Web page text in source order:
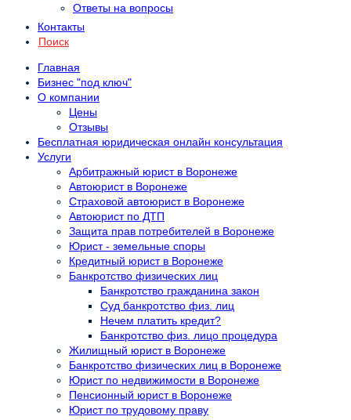
Ответы на вопросы
Контакты
Поиск
Главная
Бизнес "под ключ"
О компании
Цены
Отзывы
Бесплатная юридическая онлайн консультация
Услуги
Арбитражный юрист в Воронеже
Автоюрист в Воронеже
Страховой автоюрист в Воронеже
Автоюрист по ДТП
Защита прав потребителей в Воронеже
Юрист - земельные споры
Кредитный юрист в Воронеже
Банкротство физических лиц
Банкротство гражданина закон
Суд банкротство физ. лиц
Нечем платить кредит?
Банкротство физ. лицо процедура
Жилищный юрист в Воронеже
Банкротство физических лиц в Воронеже
Юрист по недвижимости в Воронеже
Пенсионный юрист в Воронеже
Юрист по трудовому праву